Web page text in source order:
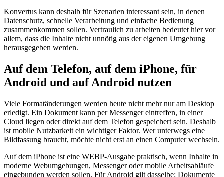
Konvertus kann deshalb für Szenarien interessant sein, in denen
Datenschutz, schnelle Verarbeitung und einfache Bedienung
zusammenkommen sollen. Vertraulich zu arbeiten bedeutet hier vor
allem, dass die Inhalte nicht unnötig aus der eigenen Umgebung
herausgegeben werden.
Auf dem Telefon, auf dem iPhone, für
Android und auf Android nutzen
Viele Formatänderungen werden heute nicht mehr nur am Desktop
erledigt. Ein Dokument kann per Messenger eintreffen, in einer
Cloud liegen oder direkt auf dem Telefon gespeichert sein. Deshalb
ist mobile Nutzbarkeit ein wichtiger Faktor. Wer unterwegs eine
Bildfassung braucht, möchte nicht erst an einen Computer wechseln.
Auf dem iPhone ist eine WEBP-Ausgabe praktisch, wenn Inhalte in
moderne Webumgebungen, Messenger oder mobile Arbeitsabläufe
eingebunden werden sollen. Für Android gilt dasselbe: Dokumente